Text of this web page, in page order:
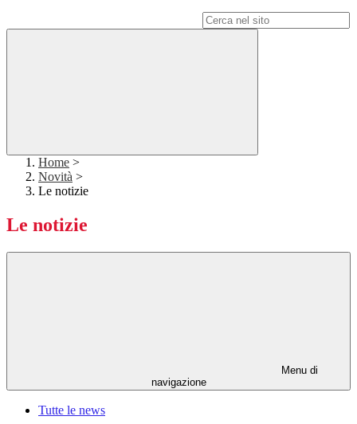
Home >
Novità >
Le notizie
Le notizie
Menu di
navigazione
Tutte le news